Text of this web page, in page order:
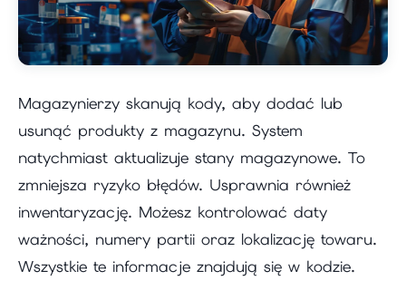
Magazynierzy skanują kody, aby dodać lub
usunąć produkty z magazynu. System
natychmiast aktualizuje stany magazynowe. To
zmniejsza ryzyko błędów. Usprawnia również
inwentaryzację. Możesz kontrolować daty
ważności, numery partii oraz lokalizację towaru.
Wszystkie te informacje znajdują się w kodzie.